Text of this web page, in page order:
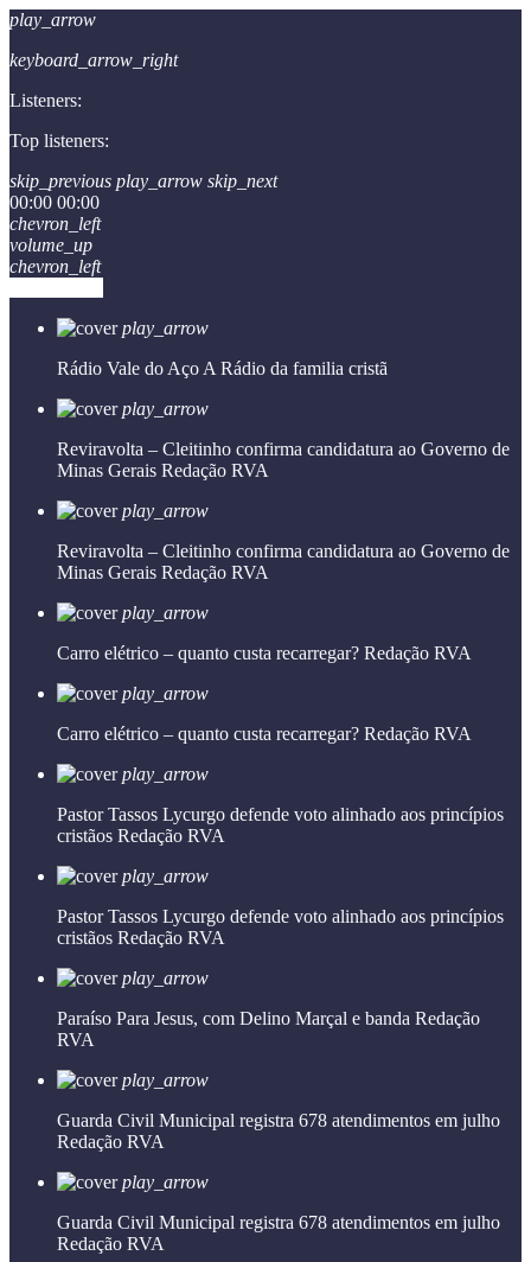
play_arrow
keyboard_arrow_right
Listeners:
Top listeners:
skip_previous play_arrow skip_next
00:00 00:00
chevron_left
volume_up
chevron_left
play_arrow
Rádio Vale do Aço A Rádio da familia cristã
play_arrow
Reviravolta – Cleitinho confirma candidatura ao Governo de
Minas Gerais Redação RVA
play_arrow
Reviravolta – Cleitinho confirma candidatura ao Governo de
Minas Gerais Redação RVA
play_arrow
Carro elétrico – quanto custa recarregar? Redação RVA
play_arrow
Carro elétrico – quanto custa recarregar? Redação RVA
play_arrow
Pastor Tassos Lycurgo defende voto alinhado aos princípios
cristãos Redação RVA
play_arrow
Pastor Tassos Lycurgo defende voto alinhado aos princípios
cristãos Redação RVA
play_arrow
Paraíso Para Jesus, com Delino Marçal e banda Redação
RVA
play_arrow
Guarda Civil Municipal registra 678 atendimentos em julho
Redação RVA
play_arrow
Guarda Civil Municipal registra 678 atendimentos em julho
Redação RVA